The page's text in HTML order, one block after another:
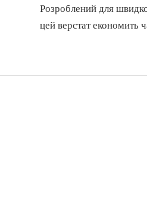
Розроблений для
цей верстат економить